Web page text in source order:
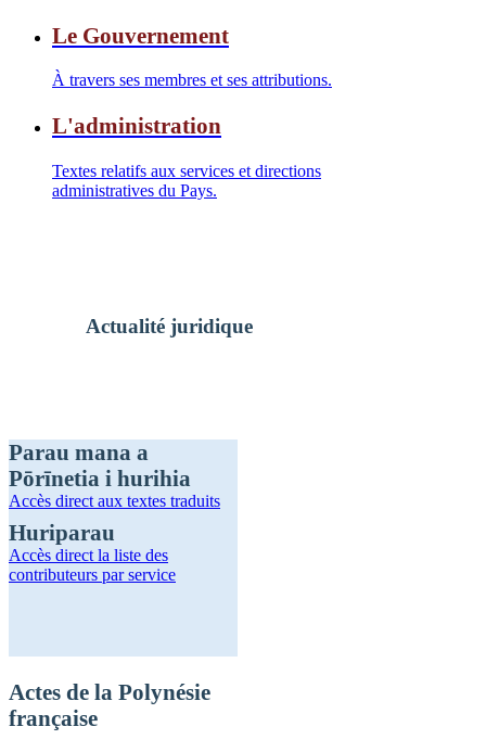
Le Gouvernement
À travers ses membres et ses attributions.
L'administration
Textes relatifs aux services et directions
administratives du Pays.
Actualité juridique
Parau mana a
Pōrīnetia i hurihia
Accès direct aux textes traduits
Huriparau
Accès direct la liste des
contributeurs par service
Actes de la Polynésie
française